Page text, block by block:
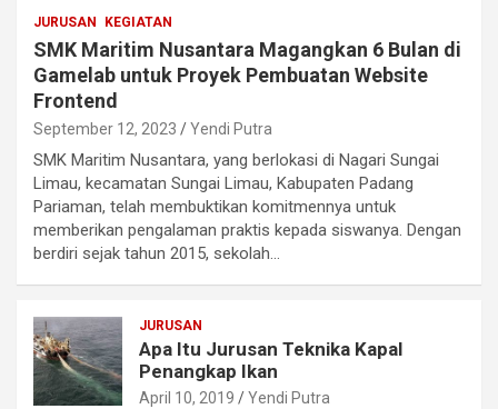
JURUSAN KEGIATAN
SMK Maritim Nusantara Magangkan 6 Bulan di
Gamelab untuk Proyek Pembuatan Website
Frontend
September 12, 2023 Yendi Putra
SMK Maritim Nusantara, yang berlokasi di Nagari Sungai
Limau, kecamatan Sungai Limau, Kabupaten Padang
Pariaman, telah membuktikan komitmennya untuk
memberikan pengalaman praktis kepada siswanya. Dengan
berdiri sejak tahun 2015, sekolah…
JURUSAN
Apa Itu Jurusan Teknika Kapal
Penangkap Ikan
April 10, 2019 Yendi Putra